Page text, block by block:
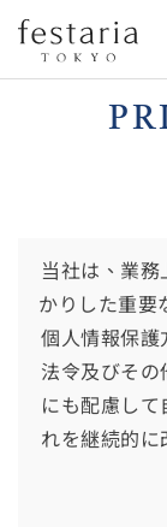
当社は、業務
かりした重要
個人情報保護
法令及びその
にも配慮して
れを継続的に